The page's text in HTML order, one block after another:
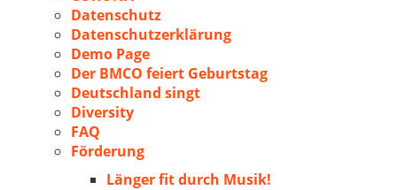
Datenschutz
Datenschutzerklärung
Demo Page
Der BMCO feiert Geburtstag
Deutschland singt
Diversity
FAQ
Förderung
Länger fit durch Musik!